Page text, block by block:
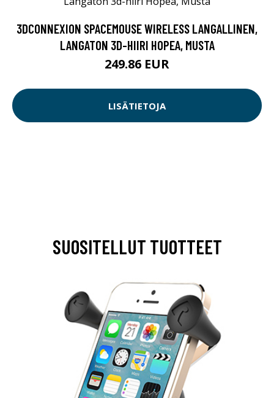
3DCONNEXION SPACEMOUSE WIRELESS LANGALLINEN,
LANGATON 3D-HIIRI HOPEA, MUSTA
249.86 EUR
LISÄTIETOJA
SUOSITELLUT TUOTTEET